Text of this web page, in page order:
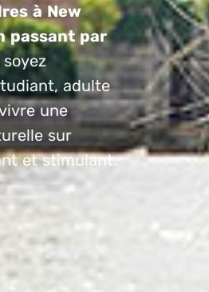
à New
passant par
adulte
une
sur
et stimulant.